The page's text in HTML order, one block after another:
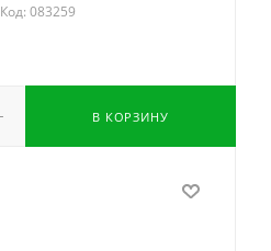
Код: 083259
В КОРЗИНУ